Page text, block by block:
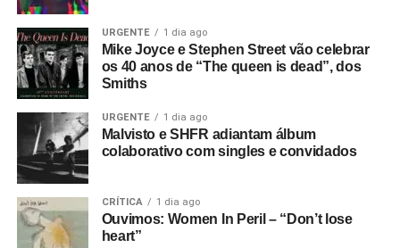
URGENTE 1 dia ago
Mike Joyce e Stephen Street vão celebrar
os 40 anos de “The queen is dead”, dos
Smiths
URGENTE 1 dia ago
Malvisto e SHFR adiantam álbum
colaborativo com singles e convidados
CRÍTICA 1 dia ago
Ouvimos: Women In Peril – “Don’t lose
heart”